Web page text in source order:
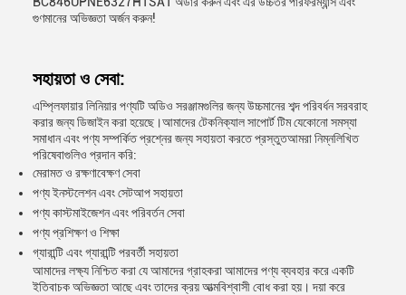
গুণমানের অভিজ্ঞতা অর্জন করুন!
সহায়তা ও সেবা:
এম্প্লিফায়ার লিনিয়ার পণ্যটি অডিও সরঞ্জামগুলির জন্য উচ্চমানের শব্দ পরিবর্ধন সরবরাহ
করার জন্য ডিজাইন করা হয়েছে।আমাদের টেকনিক্যাল সাপোর্ট টিম যেকোনো সমস্যা
সমাধান এবং পণ্য সম্পর্কিত প্রশ্নের জন্য সহায়তা করতে প্রস্তুতআমরা নিম্নলিখিত
পরিষেবাগুলিও প্রদান করি:
মেরামত ও রক্ষণাবেক্ষণ সেবা
পণ্য ইনস্টলেশন এবং সেটআপ সহায়তা
পণ্য কাস্টমাইজেশন এবং পরিবর্তন সেবা
পণ্য প্রশিক্ষণ ও শিক্ষা
গ্যারান্টি এবং গ্যারান্টি পরবর্তী সহায়তা
আমাদের লক্ষ্য নিশ্চিত করা যে আমাদের গ্রাহকরা আমাদের পণ্য ব্যবহার করে একটি
ইতিবাচক অভিজ্ঞতা আছে এবং তাদের ক্রয় আত্মবিশ্বাসী বোধ করা হয়। দয়া করে